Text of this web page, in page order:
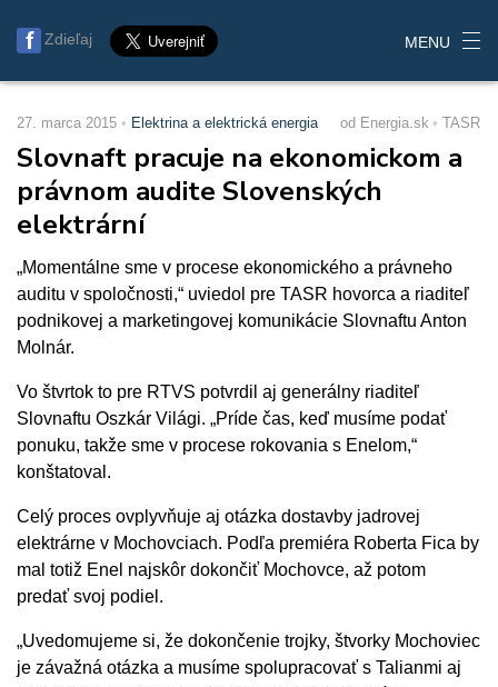
Zdieľaj MENU
27. marca 2015 Elektrina a elektrická energia od Energia.sk TASR
Slovnaft pracuje na ekonomickom a
právnom audite Slovenských
elektrární
„Momentálne sme v procese ekonomického a právneho
auditu v spoločnosti,“ uviedol pre TASR hovorca a riaditeľ
podnikovej a marketingovej komunikácie Slovnaftu Anton
Molnár.
Vo štvrtok to pre RTVS potvrdil aj generálny riaditeľ
Slovnaftu Oszkár Világi. „Príde čas, keď musíme podať
ponuku, takže sme v procese rokovania s Enelom,“
konštatoval.
Celý proces ovplyvňuje aj otázka dostavby jadrovej
elektrárne v Mochovciach. Podľa premiéra Roberta Fica by
mal totiž Enel najskôr dokončiť Mochovce, až potom
predať svoj podiel.
„Uvedomujeme si, že dokončenie trojky, štvorky Mochoviec
je závažná otázka a musíme spolupracovať s Talianmi aj